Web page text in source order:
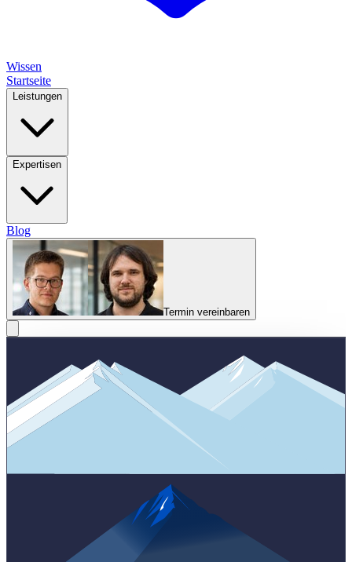
Wissen
Startseite
Leistungen
Expertisen
Blog
Termin vereinbaren